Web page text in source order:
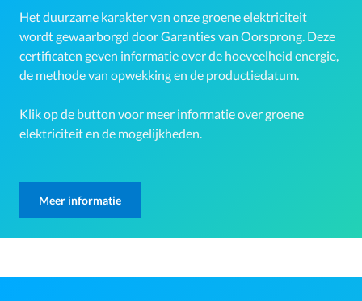
Het duurzame karakter van onze groene elektriciteit
wordt gewaarborgd door Garanties van Oorsprong. Deze
certificaten geven informatie over de hoeveelheid energie,
de methode van opwekking en de productiedatum.
Klik op de button voor meer informatie over groene
elektriciteit en de mogelijkheden.
Meer informatie